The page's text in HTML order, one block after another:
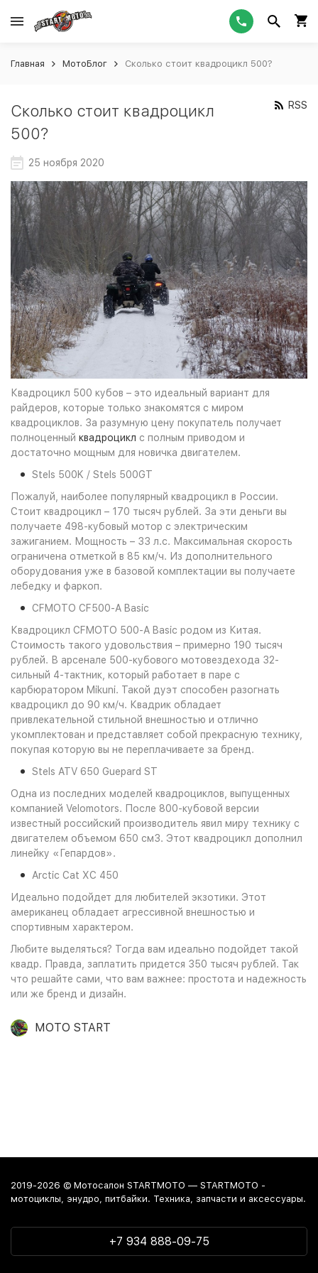
Главная МотоБлог Сколько стоит квадроцикл 500?
Сколько стоит квадроцикл
500?
RSS
25 ноября 2020
Квадроцикл 500 кубов – это идеальный вариант для
райдеров, которые только знакомятся с миром
квадроциклов. За разумную цену покупатель получает
полноценный квадроцикл с полным приводом и
достаточно мощным для новичка двигателем.
Stels 500K / Stels 500GT
Пожалуй, наиболее популярный квадроцикл в России.
Стоит квадроцикл – 170 тысяч рублей. За эти деньги вы
получаете 498-кубовый мотор с электрическим
зажиганием. Мощность – 33 л.с. Максимальная скорость
ограничена отметкой в 85 км/ч. Из дополнительного
оборудования уже в базовой комплектации вы получаете
лебедку и фаркоп.
CFMOTO CF500-A Basic
Квадроцикл CFMOTO 500-A Basic родом из Китая.
Стоимость такого удовольствия – примерно 190 тысяч
рублей. В арсенале 500-кубового мотовездехода 32-
сильный 4-тактник, который работает в паре с
карбюратором Mikuni. Такой дуэт способен разогнать
квадроцикл до 90 км/ч. Квадрик обладает
привлекательной стильной внешностью и отлично
укомплектован и представляет собой прекрасную технику,
покупая которую вы не переплачиваете за бренд.
Stels ATV 650 Guepard ST
Одна из последних моделей квадроциклов, выпущенных
компанией Velomotors. После 800-кубовой версии
известный российский производитель явил миру технику с
двигателем объемом 650 см3. Этот квадроцикл дополнил
линейку «Гепардов».
Arctic Cat XC 450
Идеально подойдет для любителей экзотики. Этот
американец обладает агрессивной внешностью и
спортивным характером.
Любите выделяться? Тогда вам идеально подойдет такой
квадр. Правда, заплатить придется 350 тысяч рублей. Так
что решайте сами, что вам важнее: простота и надежность
или же бренд и дизайн.
MOTO START
2019-2026 © Мотосалон STARTMOTO — STARTMOTO -
мотоциклы, энудро, питбайки. Техника, запчасти и аксессуары.
+7 934 888-09-75